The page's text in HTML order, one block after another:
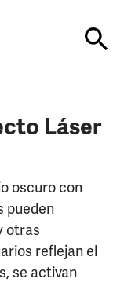
Láser
oscuro con
pueden
otras
reflejan el
se activan